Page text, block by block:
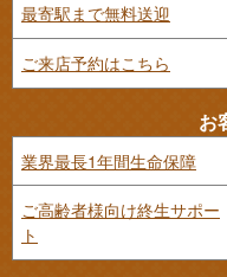
最寄駅まで無料送迎
ご来店予約はこちら
お
業界最長1年間生命保障
ご高齢者様向け終生サポー
ト